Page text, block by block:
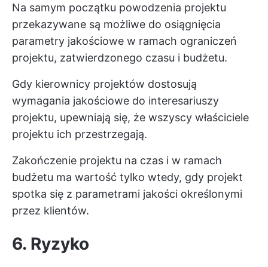
Na samym początku powodzenia projektu
przekazywane są możliwe do osiągnięcia
parametry jakościowe w ramach ograniczeń
projektu, zatwierdzonego czasu i budżetu.
Gdy kierownicy projektów dostosują
wymagania jakościowe do interesariuszy
projektu, upewniają się, że wszyscy właściciele
projektu ich przestrzegają.
Zakończenie projektu na czas i w ramach
budżetu ma wartość tylko wtedy, gdy projekt
spotka się z parametrami jakości określonymi
przez klientów.
6. Ryzyko